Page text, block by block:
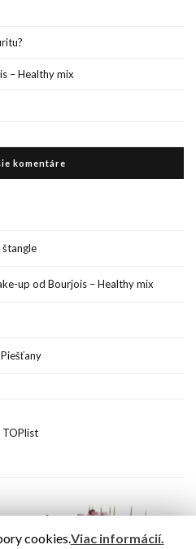
– Healthy mix
komentáre
štangle
up od Bourjois – Healthy mix
cookies.Viac informácií.